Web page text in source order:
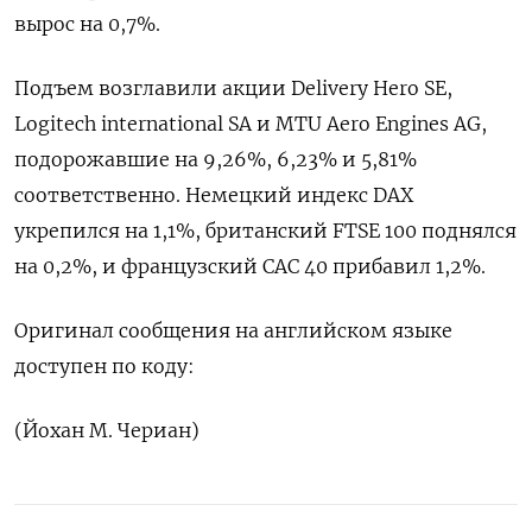
вырос на 0,7%.
Подъем возглавили акции Delivery Hero ​SE, ​
Logitech international ‌SA и MTU ​Aero Engines AG,
подорожавшие на 9,26%, 6,23% и 5,81%
соответственно. Немецкий индекс DAX
укрепился на 1,1%, британский ​FTSE 100 поднялся
⁠на 0,2%, и французский ‌CAC 40 прибавил 1,2%.
Оригинал ‌сообщения на английском языке ​
доступен по коду:
(Йохан ‌М. Чериан)